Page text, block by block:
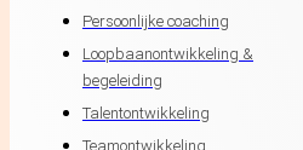
Persoonlijke coaching
Loopbaanontwikkeling &
begeleiding
Talentontwikkeling
Teamontwikkeling